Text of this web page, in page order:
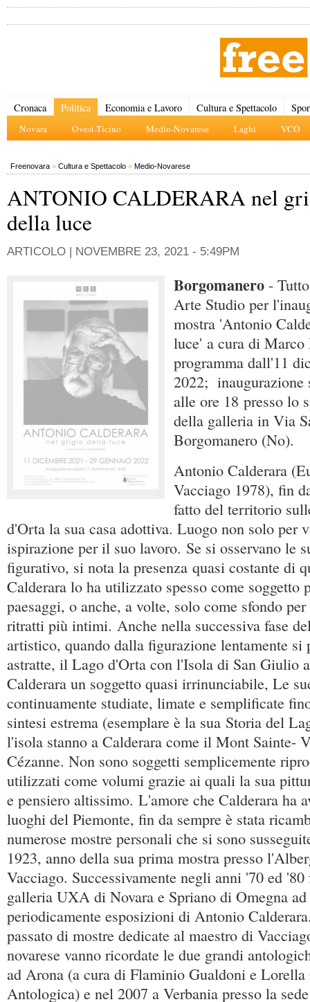
Cronaca Politica
Novara Ovest-Ticino Medio-Novarese Laghi VCO
Economia e Lavoro Cultura e Spettacolo
Freenovara » Cultura e Spettacolo » Medio-Novarese
ANTONIO CALDERARA nel
della luce
ARTICOLO | NOVEMBRE 23, 2021 - 5:49PM
Borgomanero -
Arte Studio per
mostra 'Antonio
luce' a cura di
programma dall'11
2022; inaugurazione
alle ore 18 presso lo
della galleria in Via
Borgomanero (No).
Antonio Calderara
Vacciago 1978), fin
fatto del territorio
d'Orta la sua casa adottiva. Luogo non solo per
ispirazione per il suo lavoro. Se si osservano le
figurativo, si nota la presenza quasi costante di
Calderara lo ha utilizzato spesso come soggetto
paesaggi, o anche, a volte, solo come sfondo
ritratti più intimi. Anche nella successiva fase
artistico, quando dalla figurazione lentamente si
astratte, il Lago d'Orta con l'Isola di San Giulio
Calderara un soggetto quasi irrinunciabile, Le
continuamente studiate, limate e semplificate
sintesi estrema (esemplare è la sua Storia del
l'isola stanno a Calderara come il Mont Sainte-
Cézanne. Non sono soggetti semplicemente
utilizzati come volumi grazie ai quali la sua
e pensiero altissimo. L'amore che Calderara ha
luoghi del Piemonte, fin da sempre è stata
numerose mostre personali che si sono
1923, anno della sua prima mostra presso
Vacciago. Successivamente negli anni '70 ed
galleria UXA di Novara e Spriano di Omegna
periodicamente esposizioni di Antonio
passato di mostre dedicate al maestro di
novarese vanno ricordate le due grandi
ad Arona (a cura di Flaminio Gualdoni e
Antologica) e nel 2007 a Verbania presso la